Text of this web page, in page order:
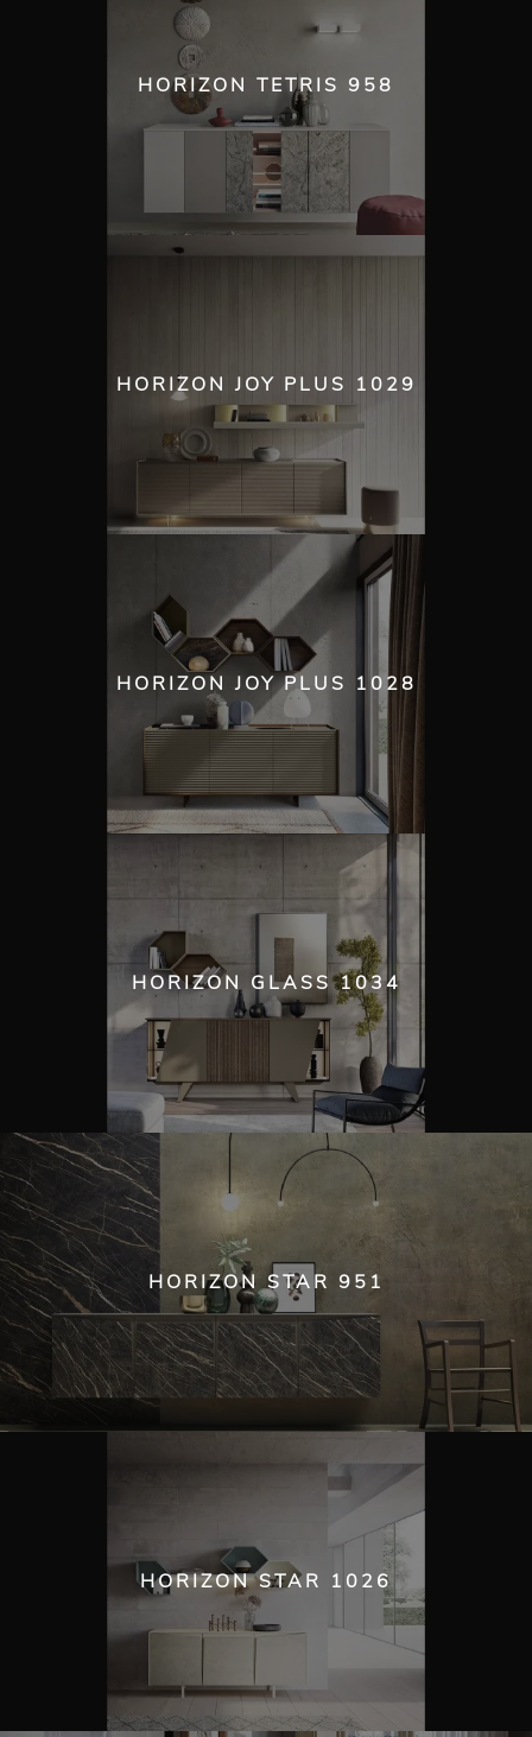
HORIZON TETRIS 958
HORIZON JOY PLUS 1029
HORIZON JOY PLUS 1028
HORIZON GLASS 1034
HORIZON STAR 951
HORIZON STAR 1026